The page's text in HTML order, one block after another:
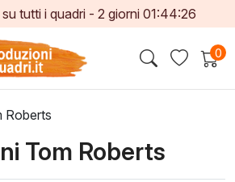
tutti i quadri -2 giorni 01:44:25
0
Roberts
Tom Roberts